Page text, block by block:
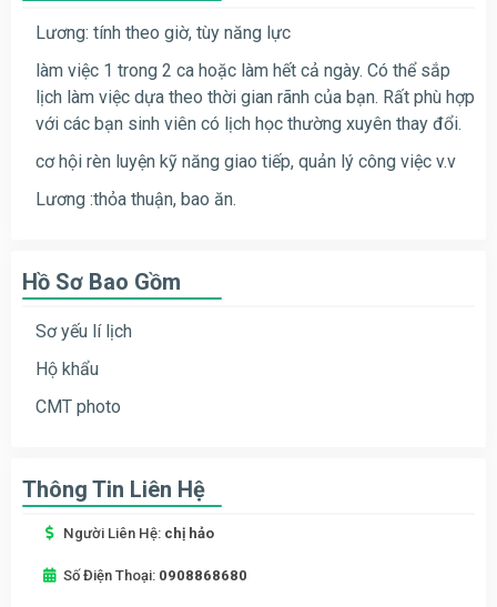
Lương: tính theo giờ, tùy năng lực
làm việc 1 trong 2 ca hoặc làm hết cả ngày. Có thể sắp
lịch làm việc dựa theo thời gian rãnh của bạn. Rất phù hợp
với các bạn sinh viên có lịch học thường xuyên thay đổi.
cơ hội rèn luyện kỹ năng giao tiếp, quản lý công việc v.v
Lương :thỏa thuận, bao ăn.
Hồ Sơ Bao Gồm
Sơ yếu lí lịch
Hộ khẩu
CMT photo
Thông Tin Liên Hệ
Người Liên Hệ: chị hảo
Số Điện Thoại: 0908868680